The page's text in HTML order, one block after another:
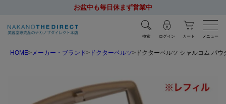
お盆中も毎日休まず営業中
検索 ログイン カート メニュー
HOME メーカー・ブランド ドクターベルツ ドクターベルツ シャルコム パ